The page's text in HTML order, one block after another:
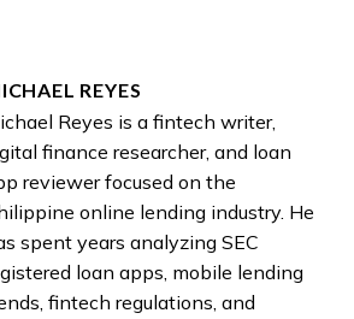
REYES
Reyes is a fintech writer,
finance researcher, and loan
reviewer focused on the
online lending industry. He
spent years analyzing SEC
loan apps, mobile lending
fintech regulations, and